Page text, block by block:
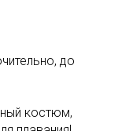
до
костюм,